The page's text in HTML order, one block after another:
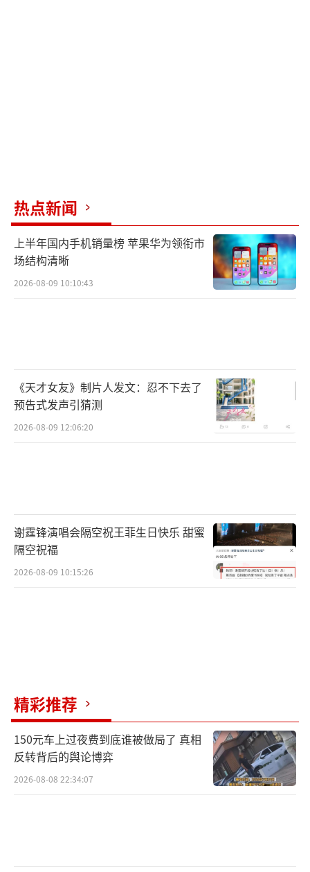
热点新闻
上半年国内手机销量榜 苹果华为领衔市
场结构清晰
2026-08-09 10:10:43
《天才女友》制片人发文：忍不下去了
预告式发声引猜测
2026-08-09 12:06:20
谢霆锋演唱会隔空祝王菲生日快乐 甜蜜
隔空祝福
2026-08-09 10:15:26
精彩推荐
150元车上过夜费到底谁被做局了 真相
反转背后的舆论博弈
2026-08-08 22:34:07